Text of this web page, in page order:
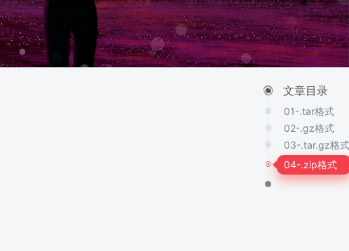
文章目录
01-.tar格式
02-.gz格式
03-.tar.gz格式
04-.zip格式